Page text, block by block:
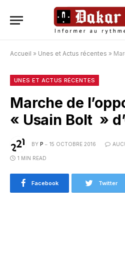
Accueil » Unes et Actus récentes »
UNES ET ACTUS RÉCENTES
Marche de
« Usain Bolt »
BY P 15 OCTOBRE 2016
1 MIN READ
Facebook Twitter